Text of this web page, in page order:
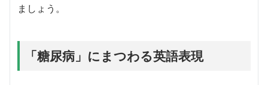
ましょう。
「糖尿病」にまつわる英語表現